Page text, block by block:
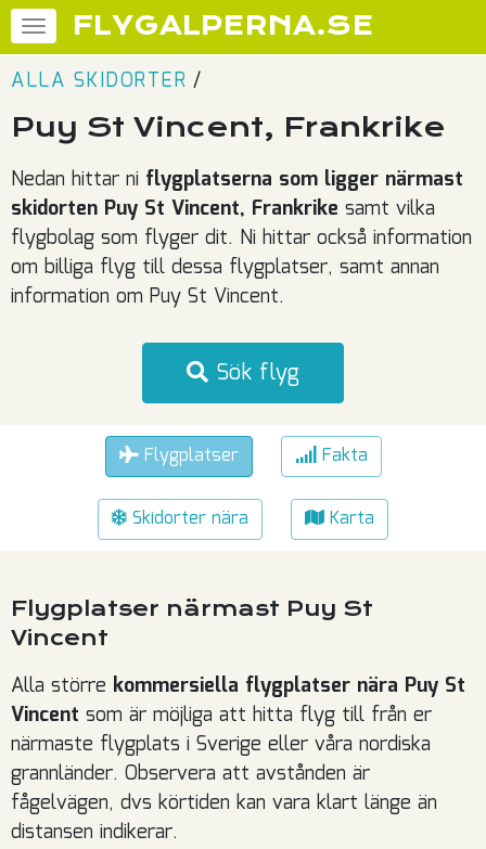
FLYGALPERNA.SE
ALLA SKIDORTER /
Puy St Vincent, Frankrike
Nedan hittar ni flygplatserna som ligger närmast
skidorten Puy St Vincent, Frankrike samt vilka
flygbolag som flyger dit. Ni hittar också information
om billiga flyg till dessa flygplatser, samt annan
information om Puy St Vincent.
Sök flyg
Flygplatser Fakta
Skidorter nära Karta
Flygplatser närmast Puy St
Vincent
Alla större kommersiella flygplatser nära Puy St
Vincent som är möjliga att hitta flyg till från er
närmaste flygplats i Sverige eller våra nordiska
grannländer. Observera att avstånden är
fågelvägen, dvs körtiden kan vara klart länge än
distansen indikerar.